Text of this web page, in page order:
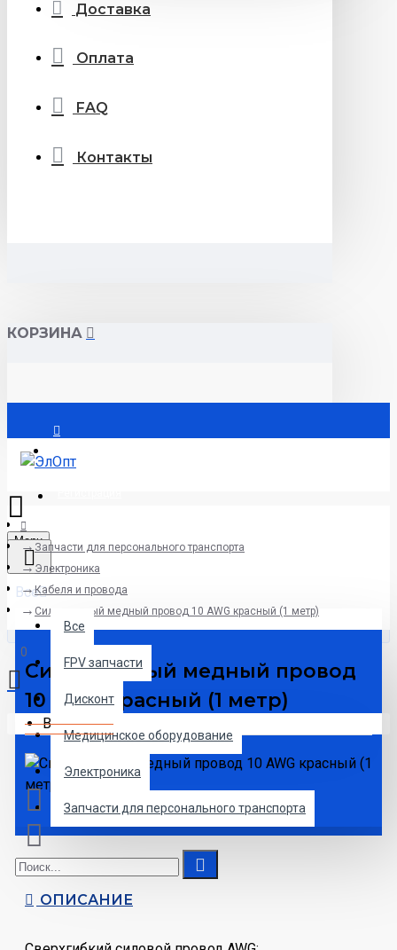
Доставка
Оплата
FAQ
Контакты
КОРЗИНА
Menu
Все
Все
FPV запчасти
Дисконт
Медицинское оборудование
Электроника
Запчасти для персонального транспорта
0
Ваша корзина пуста!
Запчасти для персонального транспорта
Электроника
Кабеля и провода
Силиконовый медный провод 10 AWG красный (1 метр)
Силиконовый медный провод
10 AWG красный (1 метр)
ОПИСАНИЕ